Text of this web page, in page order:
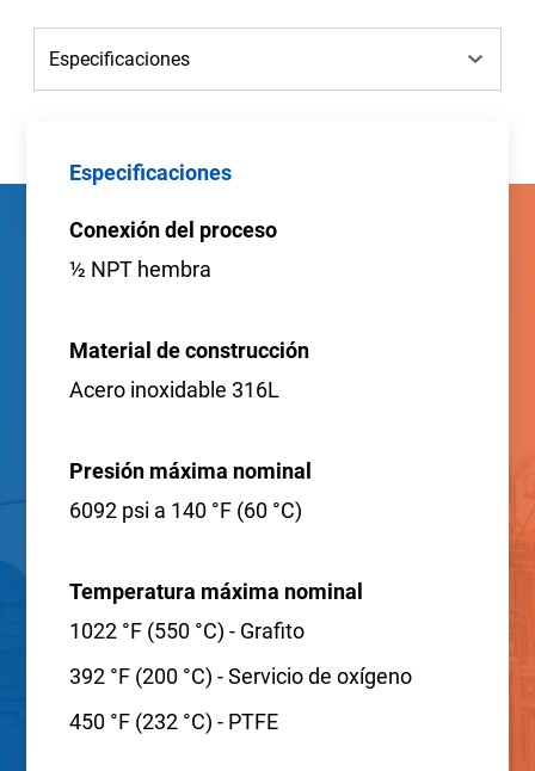
Especificaciones
Conexión del proceso
½ NPT hembra
Material de construcción
Acero inoxidable 316L
Presión máxima nominal
6092 psi a 140 °F (60 °C)
Temperatura máxima nominal
1022 °F (550 °C) - Grafito
392 °F (200 °C) - Servicio de oxígeno
450 °F (232 °C) - PTFE